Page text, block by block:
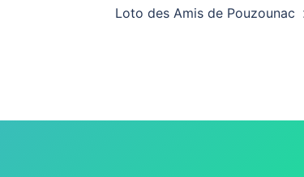
Loto des Amis de Pouzounac